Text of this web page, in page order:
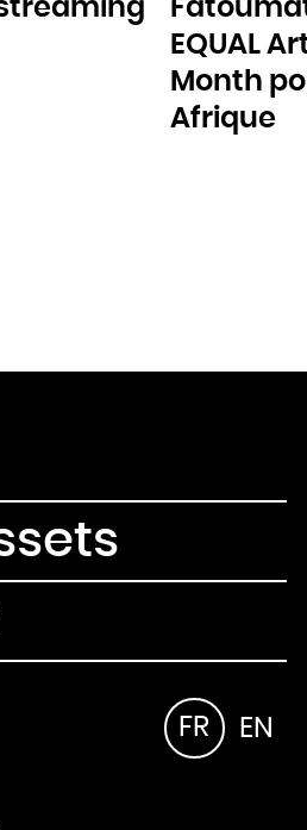
EQUAL
Month
Afrique
FR EN